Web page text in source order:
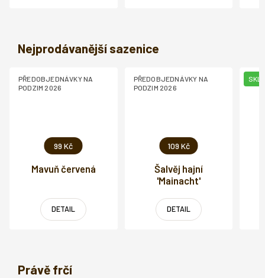
Nejprodávanější sazenice
99 Kč
Mavuň červená
PŘEDOBJEDNÁVKY NA
PODZIM 2026
DETAIL
109 Kč
Šalvěj hajní
'Mainacht'
PŘEDOBJEDNÁVKY NA
PODZIM 2026
DETAIL
Právě frčí